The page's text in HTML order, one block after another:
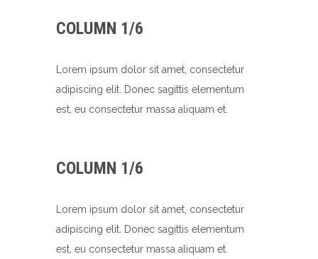
COLUMN 1/6
Lorem ipsum dolor sit amet, consectetur
adipiscing elit. Donec sagittis elementum
est, eu consectetur massa aliquam et.
COLUMN 1/6
Lorem ipsum dolor sit amet, consectetur
adipiscing elit. Donec sagittis elementum
est, eu consectetur massa aliquam et.